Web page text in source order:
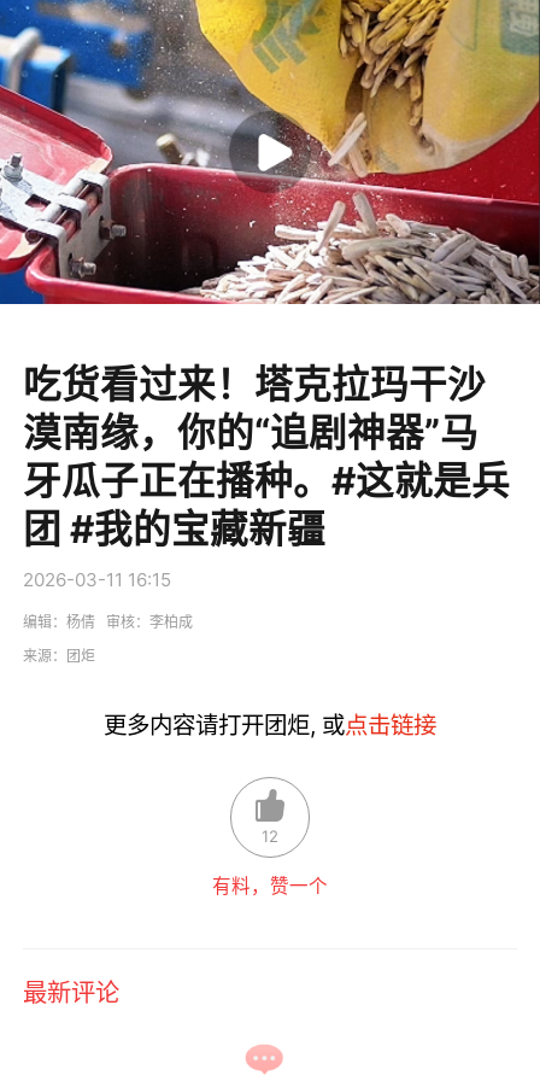
吃货看过来！塔克拉玛干沙
漠南缘，你的“追剧神器”马
牙瓜子正在播种。#这就是兵
团 #我的宝藏新疆
2026-03-11 16:15
编辑：杨倩 审核：李柏成
来源：
团炬
更多内容请打开团炬, 或点击链接
12
有料，赞一个
最新评论